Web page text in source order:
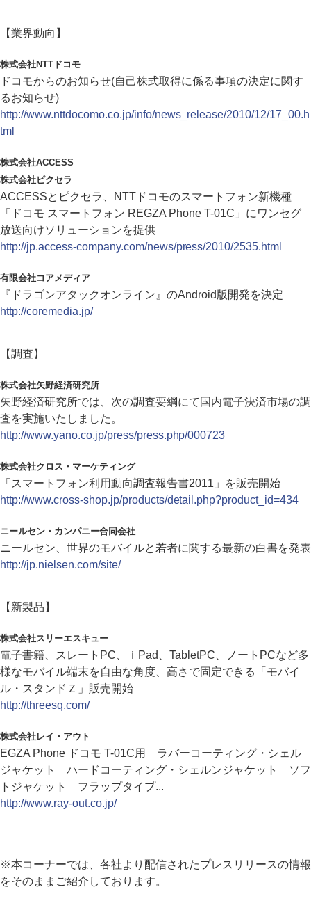
【業界動向】
株式会社NTTドコモ
ドコモからのお知らせ(自己株式取得に係る事項の決定に関す
るお知らせ)
http://www.nttdocomo.co.jp/info/news_release/2010/12/17_00.h
tml
株式会社ACCESS
株式会社ピクセラ
ACCESSとピクセラ、NTTドコモのスマートフォン新機種
「ドコモ スマートフォン REGZA Phone T-01C」にワンセグ
放送向けソリューションを提供
http://jp.access-company.com/news/press/2010/2535.html
有限会社コアメディア
『ドラゴンアタックオンライン』のAndroid版開発を決定
http://coremedia.jp/
【調査】
株式会社矢野経済研究所
矢野経済研究所では、次の調査要綱にて国内電子決済市場の調
査を実施いたしました。
http://www.yano.co.jp/press/press.php/000723
株式会社クロス・マーケティング
「スマートフォン利用動向調査報告書2011」を販売開始
http://www.cross-shop.jp/products/detail.php?product_id=434
ニールセン・カンパニー合同会社
ニールセン、世界のモバイルと若者に関する最新の白書を発表
http://jp.nielsen.com/site/
【新製品】
株式会社スリーエスキュー
電子書籍、スレートPC、ｉPad、TabletPC、ノートPCなど多
様なモバイル端末を自由な角度、高さで固定できる「モバイ
ル・スタンドＺ」販売開始
http://threesq.com/
株式会社レイ・アウト
EGZA Phone ドコモ T-01C用 ラバーコーティング・シェル
ジャケット ハードコーティング・シェルンジャケット ソフ
トジャケット フラップタイプ...
http://www.ray-out.co.jp/
※本コーナーでは、各社より配信されたプレスリリースの情報
をそのままご紹介しております。